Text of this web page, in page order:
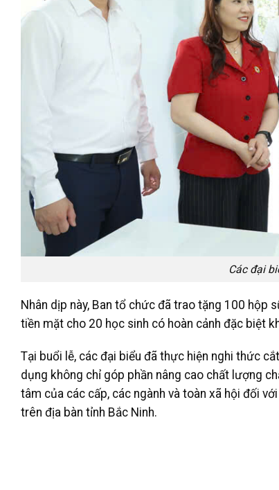
Các đại
Nhân dịp này, Ban tổ chức đã trao tặng 100
tiền mặt cho 20 học sinh có hoàn cảnh đặc biệt
Tại buổi lễ, các đại biểu đã thực hiện nghi thức
dụng không chỉ góp phần nâng cao chất lượng
tâm của các cấp, các ngành và toàn xã hội đối
trên địa bàn tỉnh Bắc Ninh.